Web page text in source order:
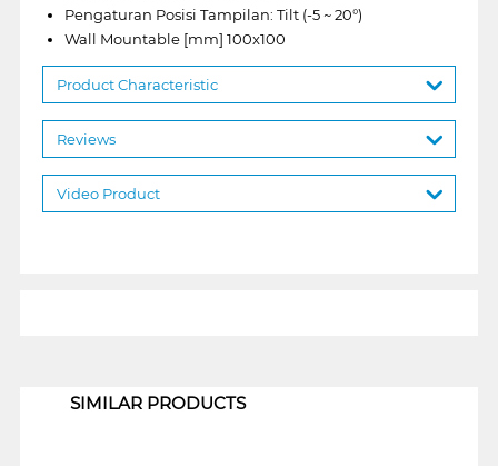
Pengaturan Posisi Tampilan: Tilt (-5 ~ 20°)
Wall Mountable [mm] 100x100
Product Characteristic
Reviews
Video Product
SIMILAR PRODUCTS